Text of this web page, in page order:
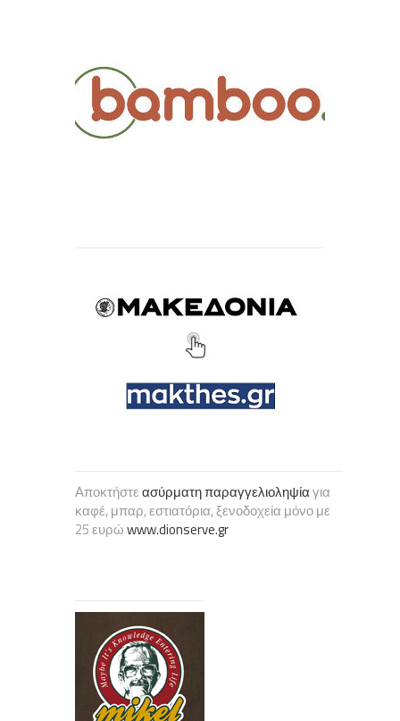
Αποκτήστεασύρματη παραγγελιοληψίαγια
καφέ, μπαρ, εστιατόρια, ξενοδοχεία μόνο με
25 ευρώwww.dionserve.gr